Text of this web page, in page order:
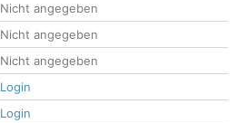
Nicht angegeben
Nicht angegeben
Nicht angegeben
Login
Login